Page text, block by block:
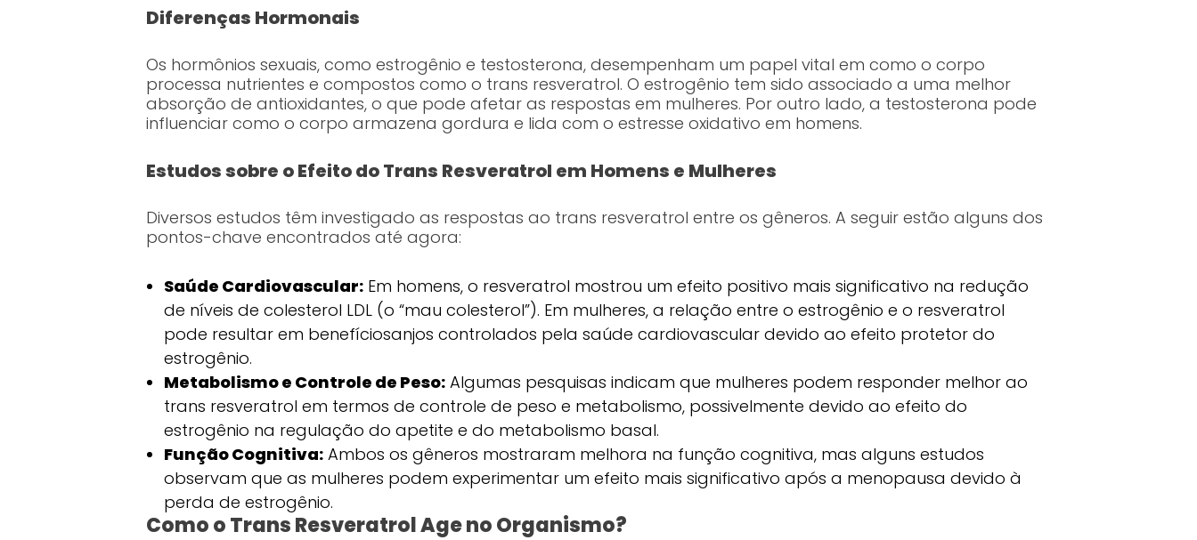
Diferenças Hormonais
Os hormônios sexuais, como estrogênio e testosterona, desempenham um papel vital em como o corpo
processa nutrientes e compostos como o trans resveratrol. O estrogênio tem sido associado a uma melhor
absorção de antioxidantes, o que pode afetar as respostas em mulheres. Por outro lado, a testosterona pode
influenciar como o corpo armazena gordura e lida com o estresse oxidativo em homens.
Estudos sobre o Efeito do Trans Resveratrol em Homens e Mulheres
Diversos estudos têm investigado as respostas ao trans resveratrol entre os gêneros. A seguir estão alguns dos
pontos-chave encontrados até agora:
Saúde Cardiovascular:Em homens, o resveratrol mostrou um efeito positivo mais significativo na redução
de níveis de colesterol LDL (o “mau colesterol”). Em mulheres, a relação entre o estrogênio e o resveratrol
pode resultar em benefíciosanjos controlados pela saúde cardiovascular devido ao efeito protetor do
estrogênio.
Metabolismo e Controle de Peso:Algumas pesquisas indicam que mulheres podem responder melhor ao
trans resveratrol em termos de controle de peso e metabolismo, possivelmente devido ao efeito do
estrogênio na regulação do apetite e do metabolismo basal.
Função Cognitiva:Ambos os gêneros mostraram melhora na função cognitiva, mas alguns estudos
observam que as mulheres podem experimentar um efeito mais significativo após a menopausa devido à
perda de estrogênio.
Como o Trans Resveratrol Age no Organismo?